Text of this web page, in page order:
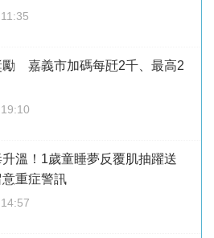
勵 嘉義市加碼每瓩2千、最高2
溫！1歲童睡夢反覆肌抽躍送
重症警訊